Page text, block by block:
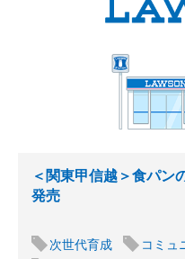
＜関東甲信越＞食パン
発売
次世代育成
コミュ